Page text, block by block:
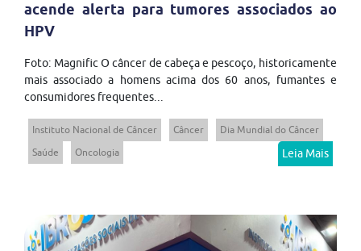
acende alerta para tumores associados ao
HPV
Foto: Magnific O câncer de cabeça e pescoço, historicamente
mais associado a homens acima dos 60 anos, fumantes e
consumidores frequentes...
Instituto Nacional de Câncer Câncer
Dia Mundial do Câncer
Saúde
Oncologia Leia Mais